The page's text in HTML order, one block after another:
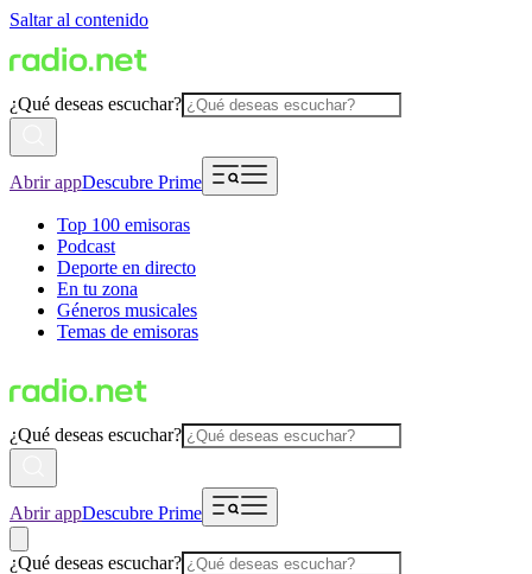
Saltar al contenido
¿Qué deseas escuchar?
Abrir appDescubre Prime
Top 100 emisoras
Podcast
Deporte en directo
En tu zona
Géneros musicales
Temas de emisoras
¿Qué deseas escuchar?
Abrir appDescubre Prime
¿Qué deseas escuchar?